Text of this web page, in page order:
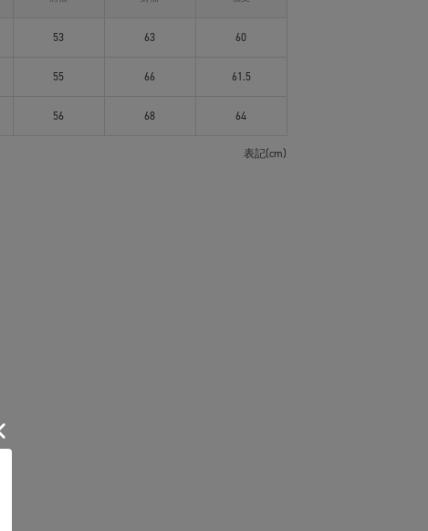
53 63 60
55 66 61.5
56 68 64
表記(cm)